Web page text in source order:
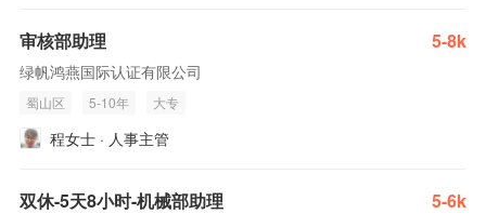
审核部助理 5-8k
绿帆鸿燕国际认证有限公司
蜀山区 5-10年 大专
程女士 · 人事主管
双休-5天8小时-机械部助理 5-6k